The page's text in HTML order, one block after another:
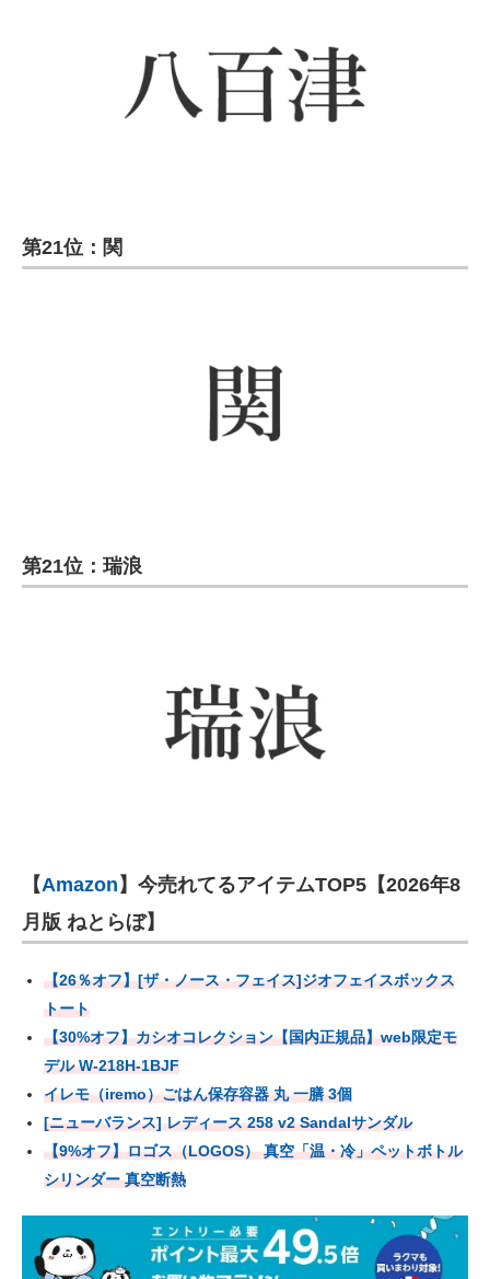
第21位：関
第21位：瑞浪
【Amazon 】今売れてるアイテムTOP5【2026年8
月版 ねとらぼ】
【26％オフ】[ザ・ノース・フェイス]ジオフェイスボックス
トート
【30%オフ】カシオコレクション【国内正規品】web限定モ
デル W-218H-1BJF
イレモ（iremo）ごはん保存容器 丸 一膳 3個
[ニューバランス] レディース 258 v2 Sandalサンダル
【9%オフ】ロゴス（LOGOS） 真空「温・冷」ペットボトル
シリンダー 真空断熱